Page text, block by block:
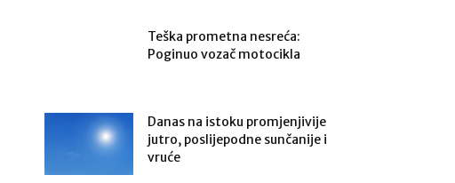
Teška prometna nesreća:
Poginuo vozač motocikla
Danas na istoku promjenjivije
jutro, poslijepodne sunčanije i
vruće